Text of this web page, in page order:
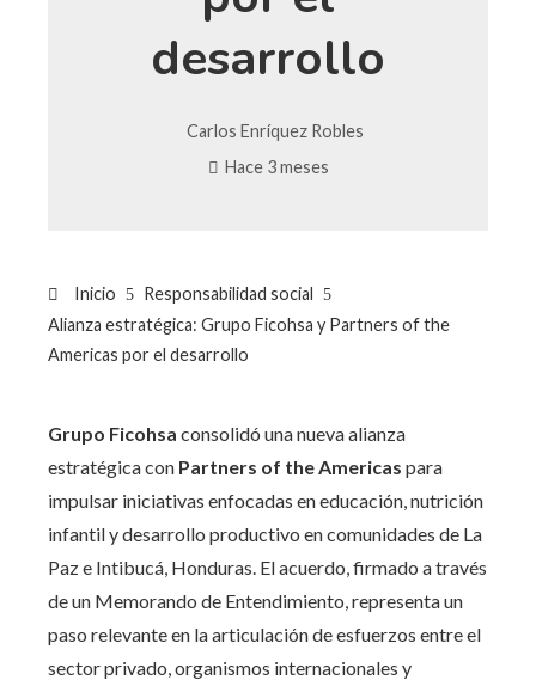
desarrollo
Carlos Enríquez Robles
Hace 3 meses
Inicio
Responsabilidad social
Alianza estratégica: Grupo Ficohsa y Partners of the
Americas por el desarrollo
Grupo Ficohsa consolidó una nueva alianza
estratégica con Partners of the Americas para
impulsar iniciativas enfocadas en educación, nutrición
infantil y desarrollo productivo en comunidades de La
Paz e Intibucá, Honduras. El acuerdo, firmado a través
de un Memorando de Entendimiento, representa un
paso relevante en la articulación de esfuerzos entre el
sector privado, organismos internacionales y